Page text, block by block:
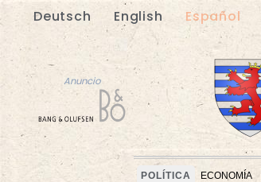
Deutsch English Español
Anuncio
POLÍTICA ECONOMÍA